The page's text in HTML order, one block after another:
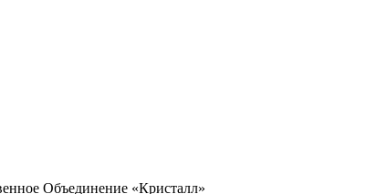
Объединение «Кристалл»